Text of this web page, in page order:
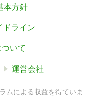
本方針
ドライン
いて
運営会社
ムによる収益を得ていま